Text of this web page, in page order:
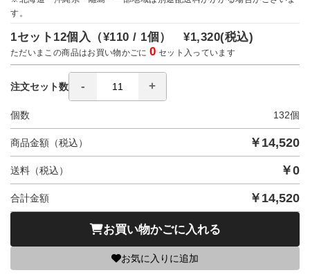
す。
1セット12個入（¥110 / 1個）¥1,320(税込)
ただいまこの商品はお買い物かごに0 セット入っています
注文セット数
個数 132個
商品金額（税込） ￥ 14,520
送料（税込） ￥0
合計金額 ￥ 14,520
お買い物かごに入れる
お気に入りに追加